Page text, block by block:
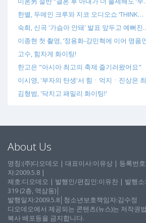
한별, 두메인 크루와 지코 오디오쇼 ‘THINK…
숙희, 신곡 '가슴아 안돼' 발표 앞두고 예뻐진
이종현 첫 촬영, ‘정용화-강민혁에 이어 명품
고수, 힘차게 화이팅!
한고은 "아시아 최고의 축제 즐기러왔어요"
이시영, '부자의 탄생'서 힘ㆍ억지ㆍ진상은
김형범, '닥치고 패밀리 화이팅!'
About Us
명칭:(주)디오데오 | 대표이사:이유상 | 등록번
자:2009.5.8 |
제호:디오데오 | 발행인/편집인:이유찬 | 발행소
319 (2층, 역삼동)│
발행일자:2009.5.8│청소년보호책임자:김수정
디오데오에서 제공되는 콘텐츠(뉴스)는 저작권
복사 배포등을 금지합니다.